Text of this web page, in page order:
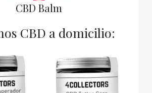
CBD Balm
CBD a domicilio: